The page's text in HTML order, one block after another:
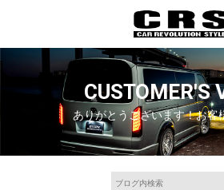
CUSTOMER'S
ありがとうございます！お客